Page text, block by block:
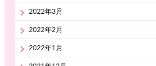
2022年3月
2022年2月
2022年1月